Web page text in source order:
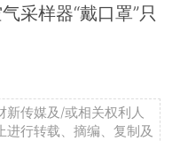
采样器“戴口罩”只
新传媒及/或相关权利人
行转载、摘编、复制及